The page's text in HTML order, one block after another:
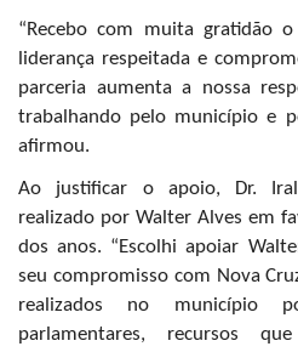
“Recebo com muita gratidão
liderança respeitada e
parceria aumenta a nossa
trabalhando pelo município e
afirmou.
Ao justificar o apoio, Dr.
realizado por Walter Alves em
dos anos. “Escolhi apoiar
seu compromisso com Nova
realizados no município
parlamentares, recursos